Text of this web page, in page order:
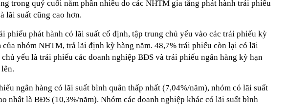
trong quý cuối năm phần nhiều do các NHTM gia tăng phát hành trái phiếu
lãi suất cũng cao hơn.
phiếu phát hành có lãi suất cố định, tập trung chủ yếu vào các trái phiếu kỳ
của nhóm NHTM, trả lãi định kỳ hàng năm. 48,7% trái phiếu còn lại có lãi
chủ yếu là trái phiếu các doanh nghiệp BĐS và trái phiếu ngân hàng kỳ hạn
ngân hàng có lãi suất bình quân thấp nhất (7,04%/năm), nhóm có lãi suất
nhất là BĐS (10,3%/năm). Nhóm các doanh nghiệp khác có lãi suất bình